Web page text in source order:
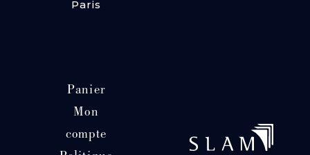
Paris
Panier
Mon
compte